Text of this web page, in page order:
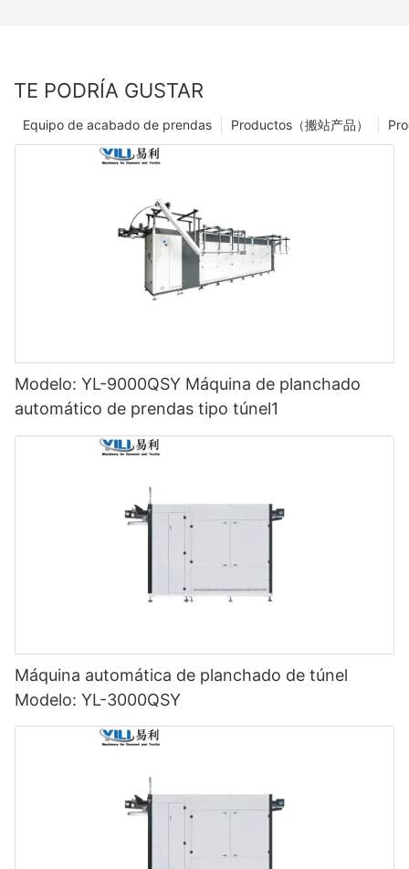
TE PODRÍA GUSTAR
Productos（搬站产品）
Equipo de acabado de prendas
Modelo: YL-9000QSY Máquina de planchado
automático de prendas tipo túnel1
Máquina automática de planchado de túnel
Modelo: YL-3000QSY